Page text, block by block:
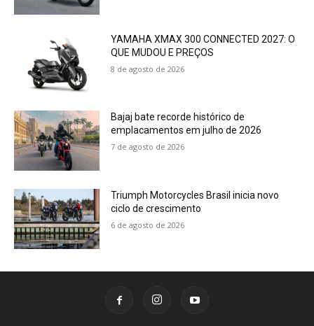
YAMAHA XMAX 300 CONNECTED 2027: O
QUE MUDOU E PREÇOS
8 de agosto de 2026
Bajaj bate recorde histórico de
emplacamentos em julho de 2026
7 de agosto de 2026
Triumph Motorcycles Brasil inicia novo
ciclo de crescimento
6 de agosto de 2026